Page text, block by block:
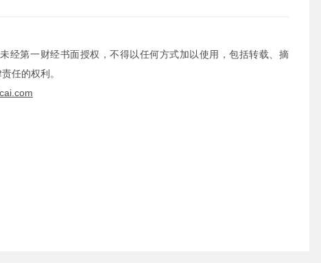
经第一财经书面授权，不得以任何方式加以使用，包括转载、摘
任的权利。